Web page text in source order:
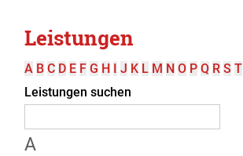
Leistungen
A B C D E F G H I J K L M N O P Q R S T
Leistungen suchen
A